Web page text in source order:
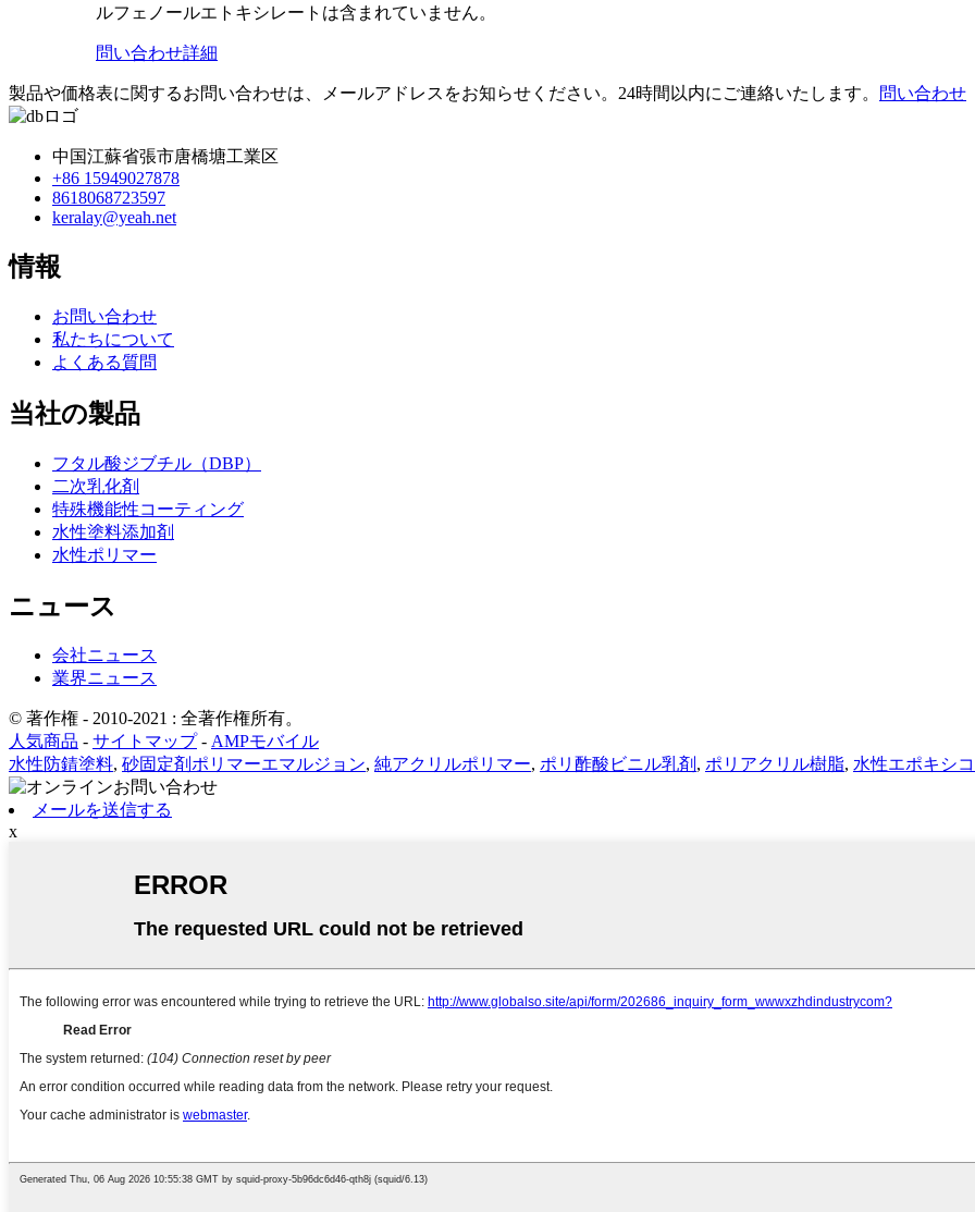
ルフェノールエトキシレートは含まれていません。
問い合わせ詳細
製品や価格表に関するお問い合わせは、メールアドレスをお知らせください。24時間以内にご連絡いたします。 問い合わせ
中国江蘇省張市唐橋塘工業区
+86 15949027878
8618068723597
keralay@yeah.net
情報
お問い合わせ
私たちについて
よくある質問
当社の製品
フタル酸ジブチル（DBP）
二次乳化剤
特殊機能性コーティング
水性塗料添加剤
水性ポリマー
ニュース
会社ニュース
業界ニュース
© 著作権 - 2010-2021 : 全著作権所有。
人気商品 - サイトマップ- AMPモバイル
水性防錆塗料, 砂固定剤ポリマーエマルジョン, 純アクリルポリマー, ポリ酢酸ビニル乳剤 , ポリアクリル樹脂, 水性エポキシ
メールを送信する
x